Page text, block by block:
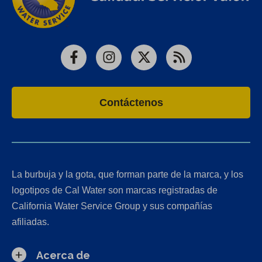
FacebookInstagram
X RSS
Contáctenos
La burbuja y la gota, que forman parte de la marca, y los
logotipos de Cal Water son marcas registradas de
California Water Service Group y sus compañías
afiliadas.
Acerca de